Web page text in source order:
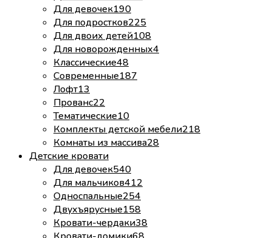
Для девочек190
Для подростков225
Для двоих детей108
Для новорожденных4
Классические48
Современные187
Лофт13
Прованс22
Тематические10
Комплекты детской мебели218
Комнаты из массива28
Детские кровати
Для девочек540
Для мальчиков412
Односпальные254
Двухъярусные158
Кровати-чердаки38